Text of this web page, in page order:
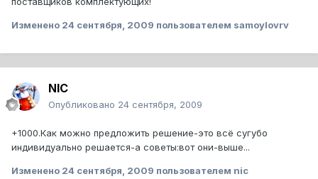
Изменено 24 сентября, 2009 пользователем samoylovrv
NIC
Опубликовано 24 сентября, 2009
+1000.Как можно предложить решение-это всё сугубо
индивидуально решается-а советы:вот они-выше...
Изменено 24 сентября, 2009 пользователем nic